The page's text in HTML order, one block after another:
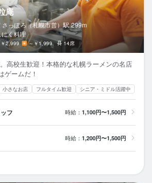
庵
さっぽろ（札幌市営）駅 299m
く料理
￥2,999 ～￥1,999 14席
高校生歓迎！本格的な札幌ラーメンの名店
ゲームだ！
小さなお店 フルタイム歓迎 シニア・ミドル活躍中
フ 時給： 1,100円〜1,500円
時給： 1,200円〜1,500円